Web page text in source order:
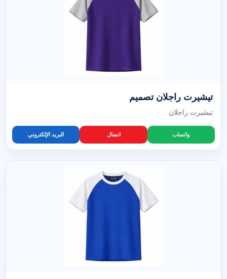
تيشيرت راجلان تصميم
تيشيرت راجلان
واتساب اتصال البريد الإلكتروني